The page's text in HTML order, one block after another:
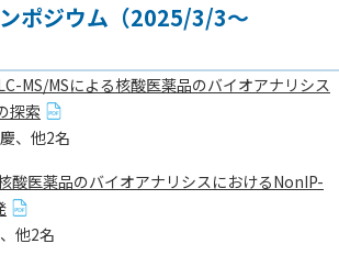
ポジウム（2025/3/3～
MS/MSによる核酸医薬品のバイオアナリシス
探索
、他2名
酸医薬品のバイオアナリシスにおけるNonIP-
他2名